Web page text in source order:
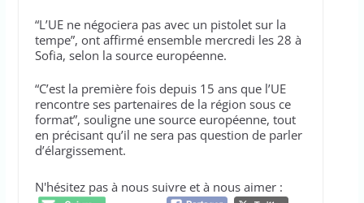
“L’UE ne négociera pas avec un pistolet sur la
tempe”, ont affirmé ensemble mercredi les 28 à
Sofia, selon la source européenne.
“C’est la première fois depuis 15 ans que l’UE
rencontre ses partenaires de la région sous ce
format”, souligne une source européenne, tout
en précisant qu’il ne sera pas question de parler
d’élargissement.
N'hésitez pas à nous suivre et à nous aimer :